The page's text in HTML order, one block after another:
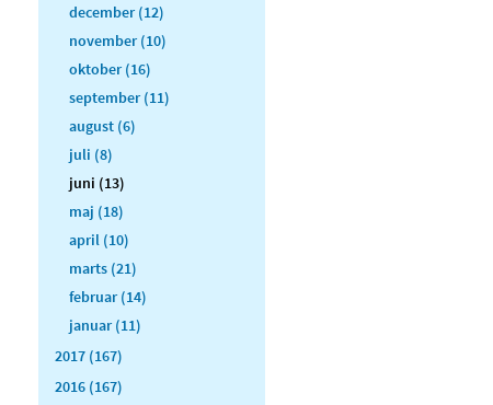
december (12)
november (10)
oktober (16)
september (11)
august (6)
juli (8)
juni (13)
maj (18)
april (10)
marts (21)
februar (14)
januar (11)
2017 (167)
2016 (167)